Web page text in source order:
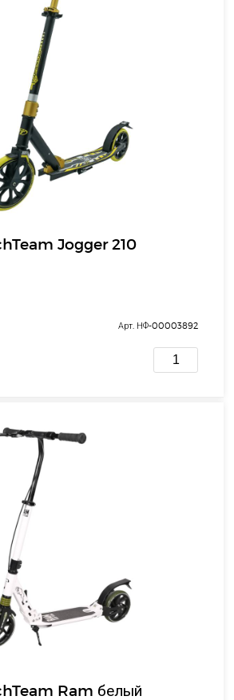
Jogger 210
Арт. НФ-00003892
Ram белый